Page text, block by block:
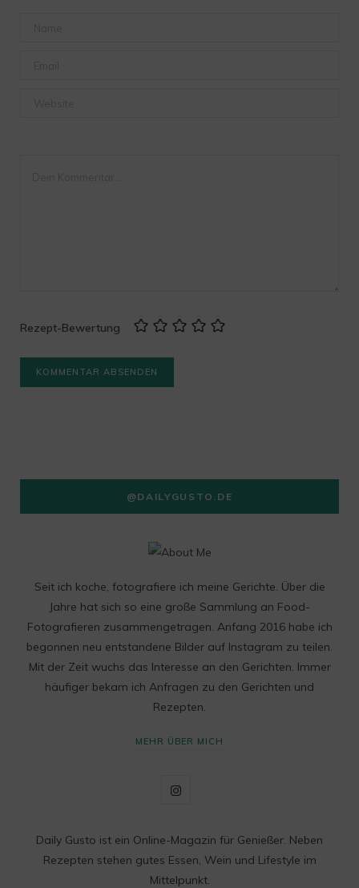
Rezept-Bewertung
@DAILYGUSTO.DE
Seit ich koche, fotografiere ich meine Gerichte. Über die
Jahre hat sich so eine große Sammlung an Food-
Fotografieren zusammengetragen. Anfang 2016 habe ich
begonnen neu entstandene Bilder auf Instagram zu teilen.
Mit der Zeit wuchs das Interesse an den Gerichten. Immer
häufiger bekam ich Anfragen zu den Gerichten und
Rezepten.
MEHR ÜBER MICH
I
s
t
Daily Gusto ist ein Online-Magazin für Genießer. Neben
Rezepten stehen gutes Essen, Wein und Lifestyle im
Mittelpunkt.